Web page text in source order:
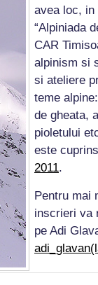
avea loc, in
“Alpiniada
CAR
alpinism si
si ateliere
teme
de gheata,
pioletului
este
2011.
Pentru mai
inscrieri va
pe Adi